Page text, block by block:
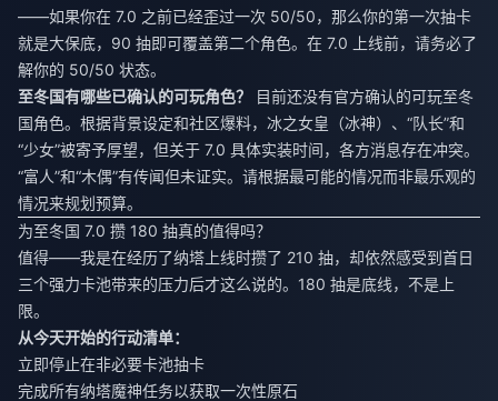
——如果你在 7.0 之前已经歪过一次 50/50，那么你的第一次抽卡
就是大保底，90 抽即可覆盖第二个角色。在 7.0 上线前，请务必了
解你的 50/50 状态。
至冬国有哪些已确认的可玩角色？
目前还没有官方确认的可玩至冬
国角色。根据背景设定和社区爆料，冰之女皇（冰神）、“队长”和
“少女”被寄予厚望，但关于 7.0 具体实装时间，各方消息存在冲突。
“富人”和“木偶”有传闻但未证实。请根据最可能的情况而非最乐观的
情况来规划预算。
为至冬国 7.0 攒 180 抽真的值得吗？
值得——我是在经历了纳塔上线时攒了 210 抽，却依然感受到首日
三个强力卡池带来的压力后才这么说的。180 抽是底线，不是上
限。
从今天开始的行动清单：
立即停止在非必要卡池抽卡
完成所有纳塔魔神任务以获取一次性原石